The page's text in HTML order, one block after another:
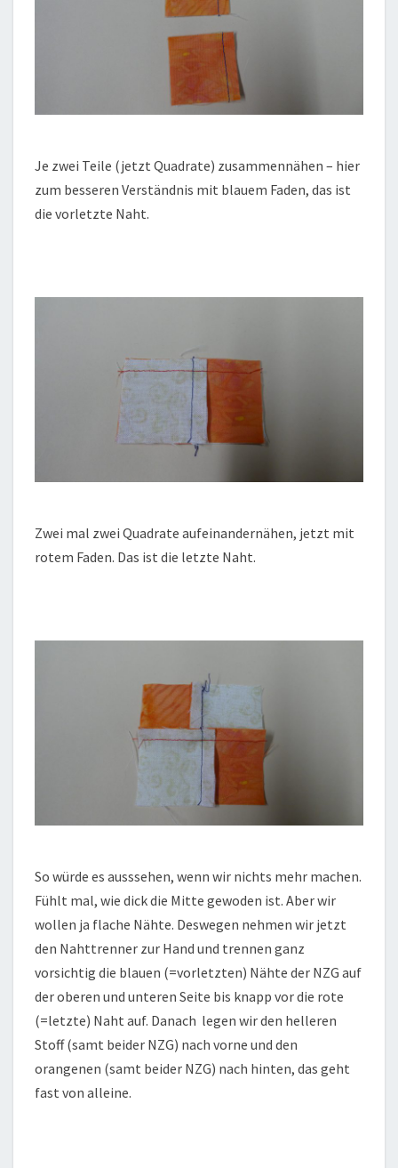
Je zwei Teile (jetzt Quadrate) zusammennähen – hier
zum besseren Verständnis mit blauem Faden, das ist
die vorletzte Naht.
Zwei mal zwei Quadrate aufeinandernähen, jetzt mit
rotem Faden. Das ist die letzte Naht.
So würde es ausssehen, wenn wir nichts mehr machen.
Fühlt mal, wie dick die Mitte gewoden ist. Aber wir
wollen ja flache Nähte. Deswegen nehmen wir jetzt
den Nahttrenner zur Hand und trennen ganz
vorsichtig die blauen (=vorletzten) Nähte der NZG auf
der oberen und unteren Seite bis knapp vor die rote
(=letzte) Naht auf. Danach legen wir den helleren
Stoff (samt beider NZG) nach vorne und den
orangenen (samt beider NZG) nach hinten, das geht
fast von alleine.